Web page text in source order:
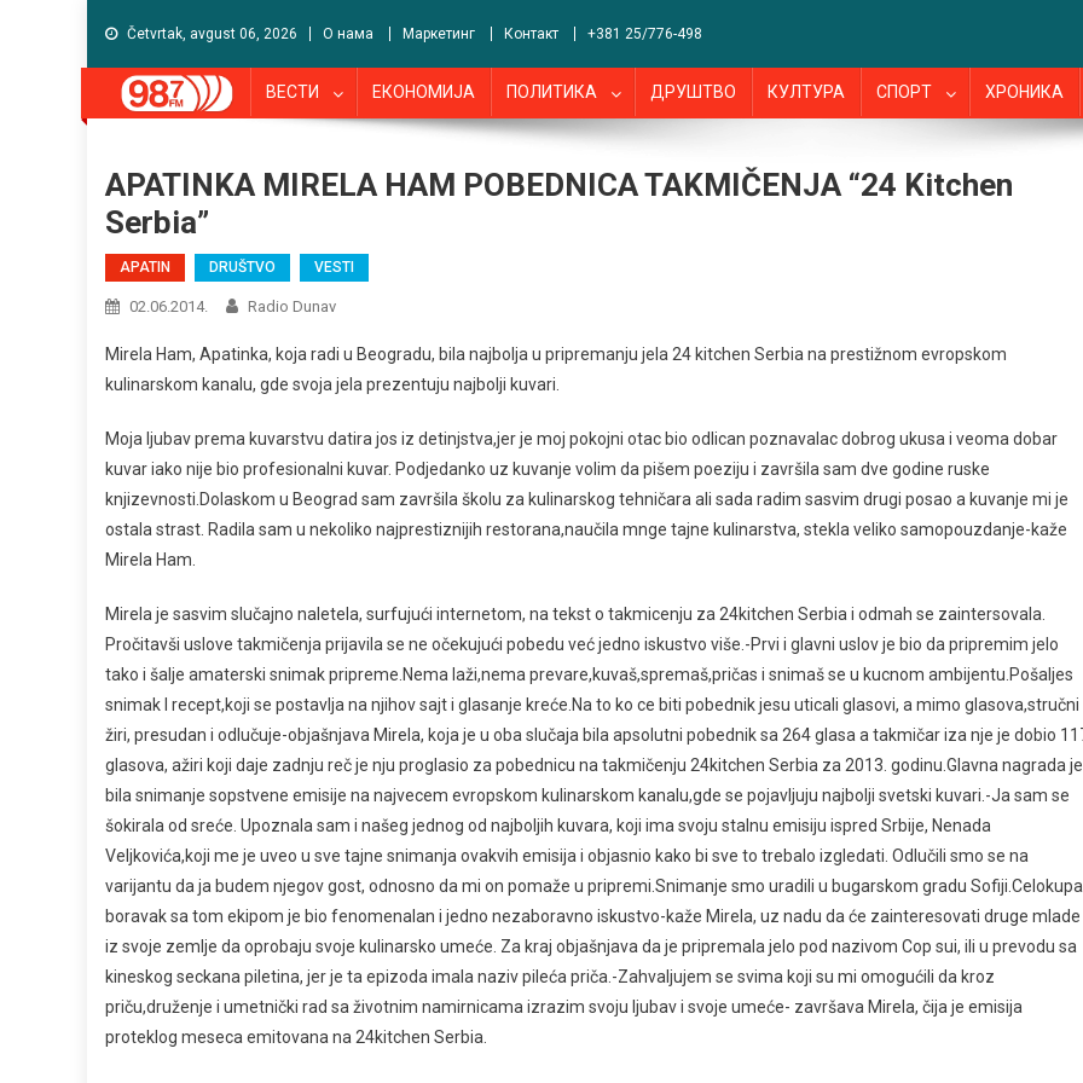
Četvrtak, avgust 06, 2026 О нама Маркетинг Контакт +381 25/776-498
ВЕСТИ ЕКОНОМИЈА ПОЛИТИКА ДРУШТВО КУЛТУРА СПОРТ ХРОНИКА
APATINKA MIRELA HAM POBEDNICA TAKMIČENJA “24 Kitchen
Serbia”
APATIN DRUŠTVO VESTI
02.06.2014. Radio Dunav
Mirela Ham, Apatinka, koja radi u Beogradu, bila najbolja u pripremanju jela 24 kitchen Serbia na prestižnom evropskom
kulinarskom kanalu, gde svoja jela prezentuju najbolji kuvari.
Moja ljubav prema kuvarstvu datira jos iz detinjstva,jer je moj pokojni otac bio odlican poznavalac dobrog ukusa i veoma dobar
kuvar iako nije bio profesionalni kuvar. Podjedanko uz kuvanje volim da pišem poeziju i završila sam dve godine ruske
knjizevnosti.Dolaskom u Beograd sam završila školu za kulinarskog tehničara ali sada radim sasvim drugi posao a kuvanje mi je
ostala strast. Radila sam u nekoliko najprestiznijih restorana,naučila mnge tajne kulinarstva, stekla veliko samopouzdanje-kaže
Mirela Ham.
Mirela je sasvim slučajno naletela, surfujući internetom, na tekst o takmicenju za 24kitchen Serbia i odmah se zaintersovala.
Pročitavši uslove takmičenja prijavila se ne očekujući pobedu već jedno iskustvo više.-Prvi i glavni uslov je bio da pripremim jelo
tako i šalje amaterski snimak pripreme.Nema laži,nema prevare,kuvaš,spremaš,pričas i snimaš se u kucnom ambijentu.Pošaljes
snimak I recept,koji se postavlja na njihov sajt i glasanje kreće.Na to ko ce biti pobednik jesu uticali glasovi, a mimo glasova,stručni
žiri, presudan i odlučuje-objašnjava Mirela, koja je u oba slučaja bila apsolutni pobednik sa 264 glasa a takmičar iza nje je dobio
glasova, ažiri koji daje zadnju reč je nju proglasio za pobednicu na takmičenju 24kitchen Serbia za 2013. godinu.Glavna nagrada je
bila snimanje sopstvene emisije na najvecem evropskom kulinarskom kanalu,gde se pojavljuju najbolji svetski kuvari.-Ja sam se
šokirala od sreće. Upoznala sam i našeg jednog od najboljih kuvara, koji ima svoju stalnu emisiju ispred Srbije, Nenada
Veljkovića,koji me je uveo u sve tajne snimanja ovakvih emisija i objasnio kako bi sve to trebalo izgledati. Odlučili smo se na
varijantu da ja budem njegov gost, odnosno da mi on pomaže u pripremi.Snimanje smo uradili u bugarskom gradu
boravak sa tom ekipom je bio fenomenalan i jedno nezaboravno iskustvo-kaže Mirela, uz nadu da će zainteresovati druge mlade
iz svoje zemlje da oprobaju svoje kulinarsko umeće. Za kraj objašnjava da je pripremala jelo pod nazivom Cop sui, ili u prevodu sa
kineskog seckana piletina, jer je ta epizoda imala naziv pileća priča.-Zahvaljujem se svima koji su mi omogućili da kroz
priču,druženje i umetnički rad sa životnim namirnicama izrazim svoju ljubav i svoje umeće- završava Mirela, čija je emisija
proteklog meseca emitovana na 24kitchen Serbia.